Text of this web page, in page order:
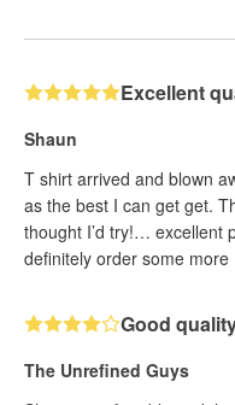
Excellent
Shaun
T shirt arrived and blown
as the best I can get get.
thought I’d try!… excellent
definitely order some more
Good
The Unrefined Guys